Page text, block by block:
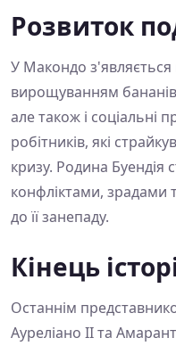
Розвиток
У Макондо
вирощуванням
але також і соціальні
робітників, які
кризу. Родина Буендія
конфліктами, зрадами
до її занепаду.
Кінець
Останнім
Ауреліано II та